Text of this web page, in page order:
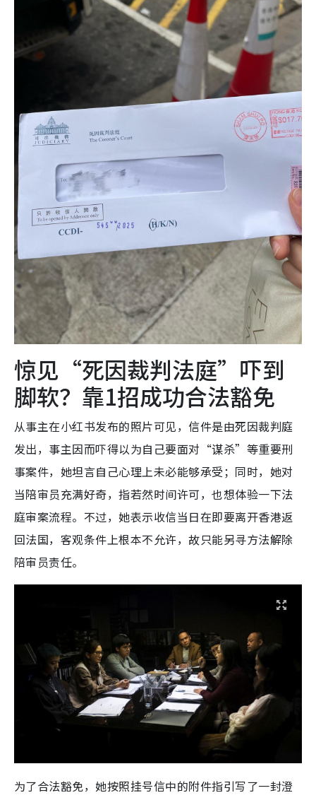
惊见“死因裁判法庭”吓到
脚软？靠1招成功合法豁免
从事主在小红书发布的照片可见，信件是由死因裁判庭
发出，事主因而吓得以为自己要面对“谋杀”等重要刑
事案件，她坦言自己心理上未必能够承受；同时，她对
当陪审员充满好奇，指若然时间许可，也想体验一下法
庭审案流程。不过，她表示收信当日在即要离开香港返
回法国，客观条件上根本不允许，故只能另寻方法解除
陪审员责任。
为了合法豁免，她按照挂号信中的附件指引写了一封澄